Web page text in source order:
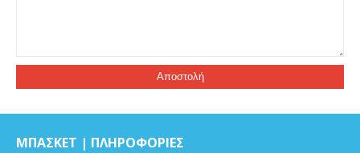
ΜΠΑΣΚΕΤ | ΠΛΗΡΟΦΟΡΙΕΣ